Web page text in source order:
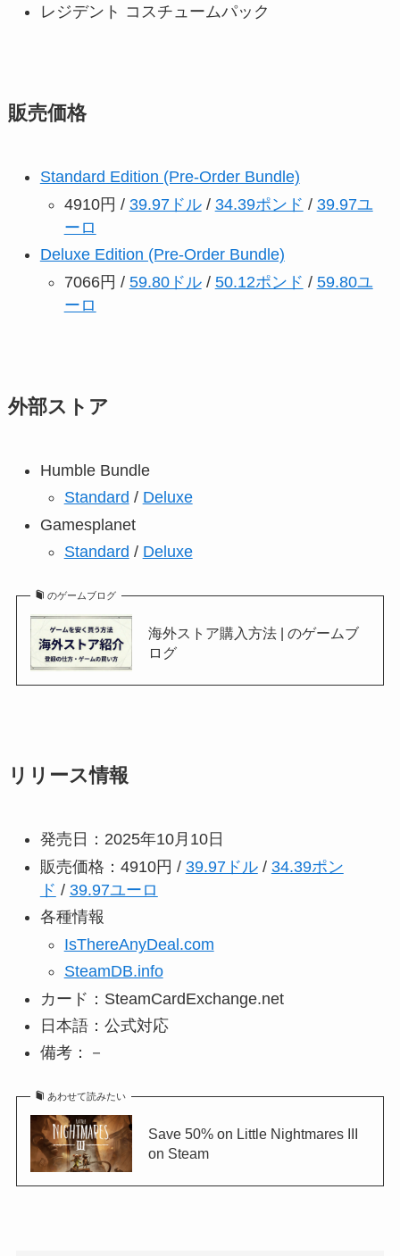
レジデント コスチュームパック
販売価格
Standard Edition (Pre-Order Bundle)
4910円 / 39.97ドル/ 34.39ポンド / 39.97ユ
ーロ
Deluxe Edition (Pre-Order Bundle)
7066円 / 59.80ドル/ 50.12ポンド / 59.80ユ
ーロ
外部ストア
Humble Bundle
Standard / Deluxe
Gamesplanet
Standard / Deluxe
のゲームブログ
海外ストア購入方法 | のゲームブ
ログ
リリース情報
発売日：2025年10月10日
販売価格：4910円 / 39.97ドル/ 34.39ポン
ド / 39.97ユーロ
各種情報
IsThereAnyDeal.com
SteamDB.info
カード：SteamCardExchange.net
日本語：公式対応
備考：－
あわせて読みたい
Save 50% on Little Nightmares III
on Steam